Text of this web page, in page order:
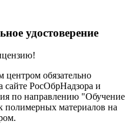
удостоверение
обязательно
сайте РосОбрНадзора и
по направлению "Обучение
полимерных материалов на